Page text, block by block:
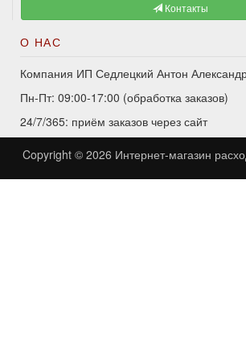
Контакты
О НАС
Компания ИП Седлецкий Антон
Пн-Пт: 09:00-17:00 (обработка заказов)
24/7/365: приём заказов через сайт
Copyright © 2026 Интернет-магазин